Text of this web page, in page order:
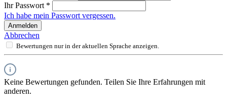
Ihr Passwort *
Ich habe mein Passwort vergessen.
Anmelden
Abbrechen
Bewertungen nur in der aktuellen Sprache anzeigen.
Keine Bewertungen gefunden. Teilen Sie Ihre Erfahrungen mit
anderen.